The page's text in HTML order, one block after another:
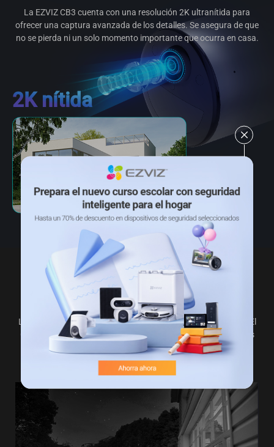
La EZVIZ CB3 cuenta con una resolución 2K ultranítida para
ofrecer una captura avanzada de los detalles. Se asegura de que
no se pierda ni un solo momento importante que ocurra en casa.
2K nítida
Ahora, la noche es brillante y colorida
La visión nocturna borrosa y pixelada ya es cosa del pasado. El
CB3 utiliza una lente de gran apertura F1.6 para capturar más
luz cuando se pone el sol y usa dos focos para iluminar un
espacio completamente oscuro y brindar una vista colorida.